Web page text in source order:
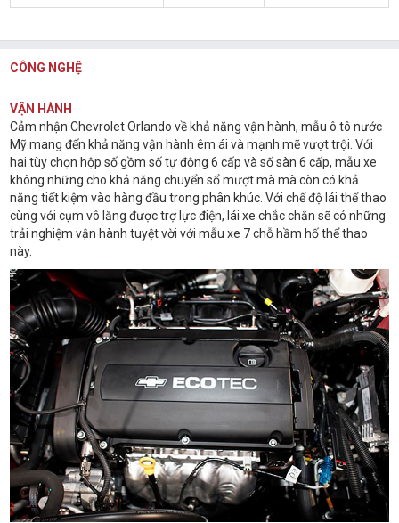
CÔNG NGHỆ
VẬN HÀNH
Cảm nhận Chevrolet Orlando về khả năng vận hành, mẫu ô tô nước
Mỹ mang đến khả năng vận hành êm ái và mạnh mẽ vượt trội. Với
hai tùy chọn hộp số gồm số tự động 6 cấp và số sàn 6 cấp, mẫu xe
không những cho khả năng chuyển sổ mượt mà mà còn có khả
năng tiết kiệm vào hàng đầu trong phân khúc. Với chế độ lái thể thao
cùng với cụm vô lăng được trợ lực điện, lái xe chắc chắn sẽ có những
trải nghiệm vận hành tuyệt vời với mẫu xe 7 chỗ hầm hố thể thao
này.